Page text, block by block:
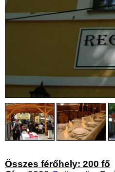
Összes férőhely: 200 fő